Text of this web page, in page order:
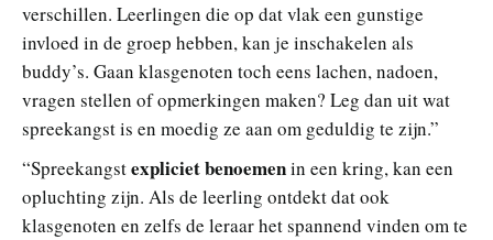
verschillen. Leerlingen die op dat vlak een gunstige
invloed in de groep hebben, kan je inschakelen als
buddy’s. Gaan klasgenoten toch eens lachen, nadoen,
vragen stellen of opmerkingen maken? Leg dan uit wat
spreekangst is en moedig ze aan om geduldig te zijn.”
“Spreekangstexpliciet benoemenin een kring, kan een
opluchting zijn. Als de leerling ontdekt dat ook
klasgenoten en zelfs de leraar het spannend vinden om te